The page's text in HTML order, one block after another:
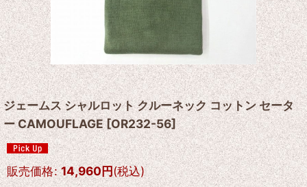
ジェームス シャルロット クルーネック コットン セータ
ー CAMOUFLAGE[OR232-56]
販売価格: 14,960円(税込)